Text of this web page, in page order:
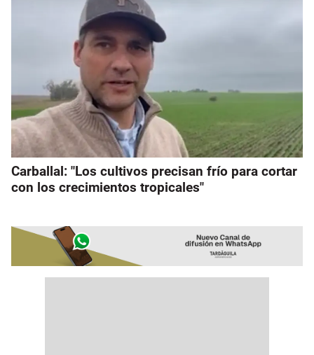
Carballal: "Los cultivos precisan frío para cortar
con los crecimientos tropicales"